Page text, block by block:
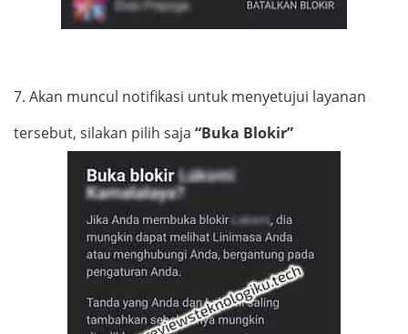
7. Akan muncul notifikasi untuk menyetujui layanan
tersebut, silakan pilih saja “Buka Blokir”